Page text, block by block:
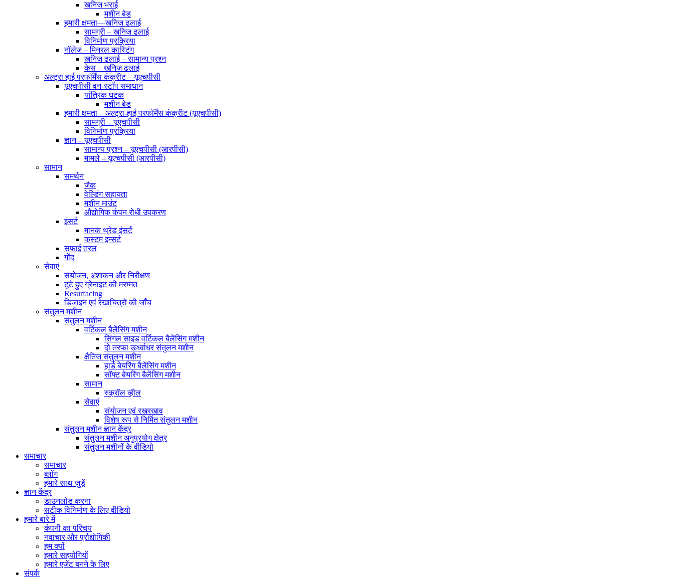
खनिज भराई
मशीन बेड
हमारी क्षमता—खनिज ढलाई
सामग्री – खनिज ढलाई
विनिर्माण प्रक्रिया
नॉलेज – मिनरल कास्टिंग
खनिज ढलाई – सामान्य प्रश्न
केस – खनिज ढलाई
अल्ट्रा हाई परफॉर्मेंस कंक्रीट – यूएचपीसी
यूएचपीसी वन-स्टॉप समाधान
यांत्रिक घटक
मशीन बेड
हमारी क्षमता—अल्ट्रा-हाई परफॉर्मेंस कंक्रीट (यूएचपीसी)
सामग्री – यूएचपीसी
विनिर्माण प्रक्रिया
ज्ञान – यूएचपीसी
सामान्य प्रश्न – यूएचपीसी (आरपीसी)
मामले – यूएचपीसी (आरपीसी)
सामान
समर्थन
जैक
वेल्डिंग सहायता
मशीन माउंट
औद्योगिक कंपन रोधी उपकरण
इंसर्ट
मानक थ्रेड इंसर्ट
कस्टम इन्सर्ट
सफाई तरल
गोंद
सेवाएं
संयोजन, अंशांकन और निरीक्षण
टूटे हुए ग्रेनाइट की मरम्मत
Resurfacing
डिजाइन एवं रेखाचित्रों की जाँच
संतुलन मशीन
संतुलन मशीन
वर्टिकल बैलेंसिंग मशीन
सिंगल साइड वर्टिकल बैलेंसिंग मशीन
दो तरफा ऊर्ध्वाधर संतुलन मशीन
क्षैतिज संतुलन मशीन
हार्ड बेयरिंग बैलेंसिंग मशीन
सॉफ्ट बेयरिंग बैलेंसिंग मशीन
सामान
स्क्रॉल व्हील
सेवाएं
संयोजन एवं रखरखाव
विशेष रूप से निर्मित संतुलन मशीन
संतुलन मशीन ज्ञान केंद्र
संतुलन मशीन अनुप्रयोग क्षेत्र
संतुलन मशीनों के वीडियो
समाचार
समाचार
ब्लॉग
हमारे साथ जुड़ें
ज्ञान केंद्र
डाउनलोड करना
सटीक विनिर्माण के लिए वीडियो
हमारे बारे में
कंपनी का परिचय
नवाचार और प्रौद्योगिकी
हम क्यों
हमारे सहयोगियों
हमारे एजेंट बनने के लिए
संपर्क